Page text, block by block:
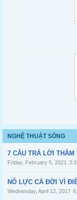
NGHỆ THUẬT SỐNG
7 CÂU TRẢ LỜI THÂM
Friday, February 5, 2021
NỖ LỰC CẢ ĐỜI VÌ
Wednesday, April 12, 2017